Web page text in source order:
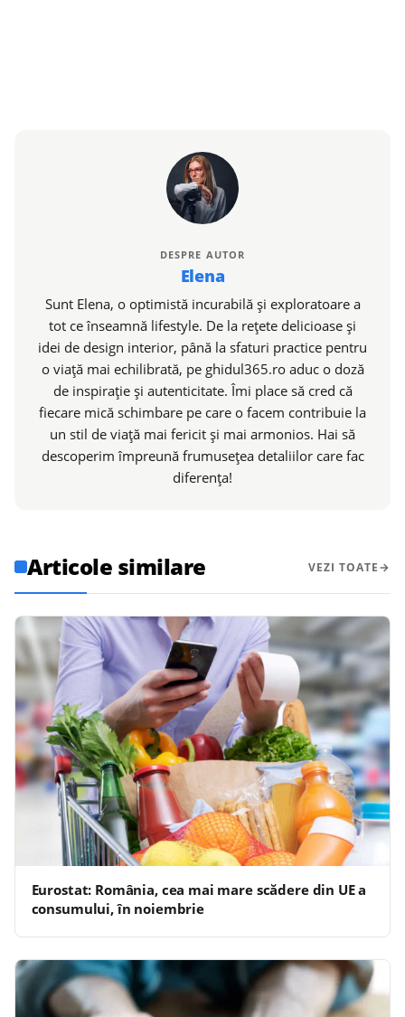
DESPRE AUTOR
Elena
Sunt Elena, o optimistă incurabilă și exploratoare a
tot ce înseamnă lifestyle. De la rețete delicioase și
idei de design interior, până la sfaturi practice pentru
o viață mai echilibrată, pe ghidul365.ro aduc o doză
de inspirație și autenticitate. Îmi place să cred că
fiecare mică schimbare pe care o facem contribuie la
un stil de viață mai fericit și mai armonios. Hai să
descoperim împreună frumusețea detaliilor care fac
diferența!
Articole similare VEZI TOATE
Eurostat: România, cea mai mare scădere din UE a
consumului, în noiembrie